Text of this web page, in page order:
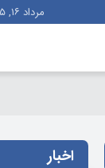
مرداد ۱۶, ۱۴۰۵
اخبار